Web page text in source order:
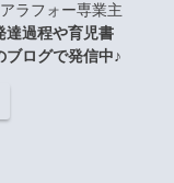
ラフォー専業主
達過程や育児書
ログで発信中♪